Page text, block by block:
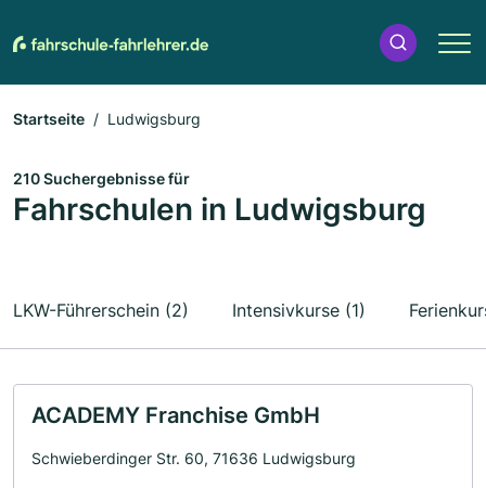
Startseite Ludwigsburg
210 Suchergebnisse für
Fahrschulen in Ludwigsburg
LKW-Führerschein (2) Intensivkurse (1)
ACADEMY Franchise GmbH
Schwieberdinger Str. 60, 71636 Ludwigsburg